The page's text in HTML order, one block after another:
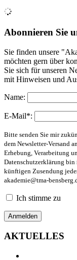
Abonnieren Sie
Sie finden unsere
möchten gern über
Sie sich für unseren
mit Hinweisen und
Name:
E-Mail*:
Bitte senden Sie mir
dem Newsletter-Versand
Erhebung, Verarbeitung
Datenschutzerklärung
künftigen Zusendung
akademie@tma-
Ich stimme zu
AKTUELLES